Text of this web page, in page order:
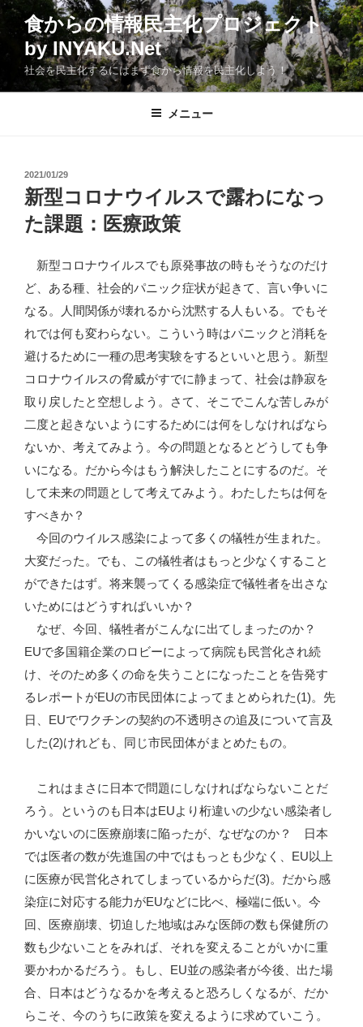
コ
食からの情報民主化プロジェクト
by INYAKU.Net
社会を民主化するにはまず食から情報を民主化しよう！
メニュー
投
稿
日:
2021/01/29
新型コロナウイルスで露わになっ
た課題：医療政策
新型コロナウイルスでも原発事故の時もそうなのだけ
ど、ある種、社会的パニック症状が起きて、言い争いに
なる。人間関係が壊れるから沈黙する人もいる。でもそ
れでは何も変わらない。こういう時はパニックと消耗を
避けるために一種の思考実験をするといいと思う。新型
コロナウイルスの脅威がすでに静まって、社会は静寂を
取り戻したと空想しよう。さて、そこでこんな苦しみが
二度と起きないようにするためには何をしなければなら
ないか、考えてみよう。今の問題となるとどうしても争
いになる。だから今はもう解決したことにするのだ。そ
して未来の問題として考えてみよう。わたしたちは何を
すべきか？
今回のウイルス感染によって多くの犠牲が生まれた。
大変だった。でも、この犠牲者はもっと少なくすること
ができたはず。将来襲ってくる感染症で犠牲者を出さな
いためにはどうすればいいか？
なぜ、今回、犠牲者がこんなに出てしまったのか？
EUで多国籍企業のロビーによって病院も民営化され続
け、そのため多くの命を失うことになったことを告発す
るレポートがEUの市民団体によってまとめられた(1)。先
日、EUでワクチンの契約の不透明さの追及について言及
した(2)けれども、同じ市民団体がまとめたもの。
これはまさに日本で問題にしなければならないことだ
ろう。というのも日本はEUより桁違いの少ない感染者し
かいないのに医療崩壊に陥ったが、なぜなのか？ 日本
では医者の数が先進国の中ではもっとも少なく、EU以上
に医療が民営化されてしまっているからだ(3)。だから感
染症に対応する能力がEUなどに比べ、極端に低い。今
回、医療崩壊、切迫した地域はみな医師の数も保健所の
数も少ないことをみれば、それを変えることがいかに重
要かわかるだろう。もし、EU並の感染者が今後、出た場
合、日本はどうなるかを考えると恐ろしくなるが、だか
らこそ、今のうちに政策を変えるように求めていこう。